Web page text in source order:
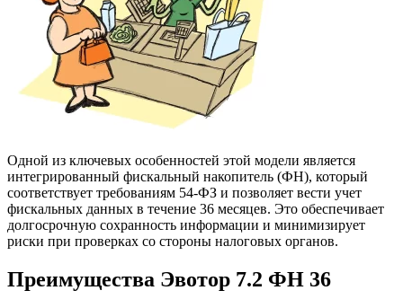
Одной из ключевых особенностей этой модели является
интегрированный фискальный накопитель (ФН), который
соответствует требованиям 54-ФЗ и позволяет вести учет
фискальных данных в течение 36 месяцев. Это обеспечивает
долгосрочную сохранность информации и минимизирует
риски при проверках со стороны налоговых органов.
Преимущества Эвотор 7.2 ФН 36